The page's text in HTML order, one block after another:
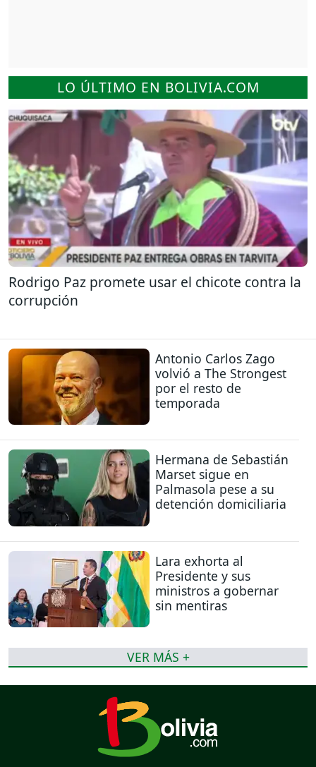
LO ÚLTIMO EN BOLIVIA.COM
Rodrigo Paz promete usar el chicote contra la
corrupción
Antonio Carlos Zago
volvió a The Strongest
por el resto de
temporada
Hermana de Sebastián
Marset sigue en
Palmasola pese a su
detención domiciliaria
Lara exhorta al
Presidente y sus
ministros a gobernar
sin mentiras
VER MÁS +